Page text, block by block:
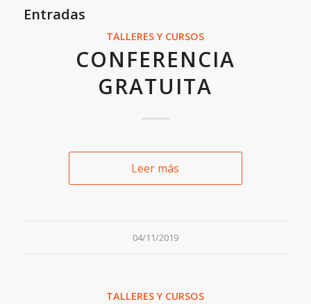
Entradas
TALLERES Y CURSOS
CONFERENCIA
GRATUITA
Leer más
04/11/2019
TALLERES Y CURSOS